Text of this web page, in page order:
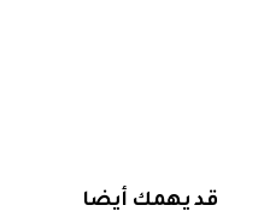
قد يهمك أيضا